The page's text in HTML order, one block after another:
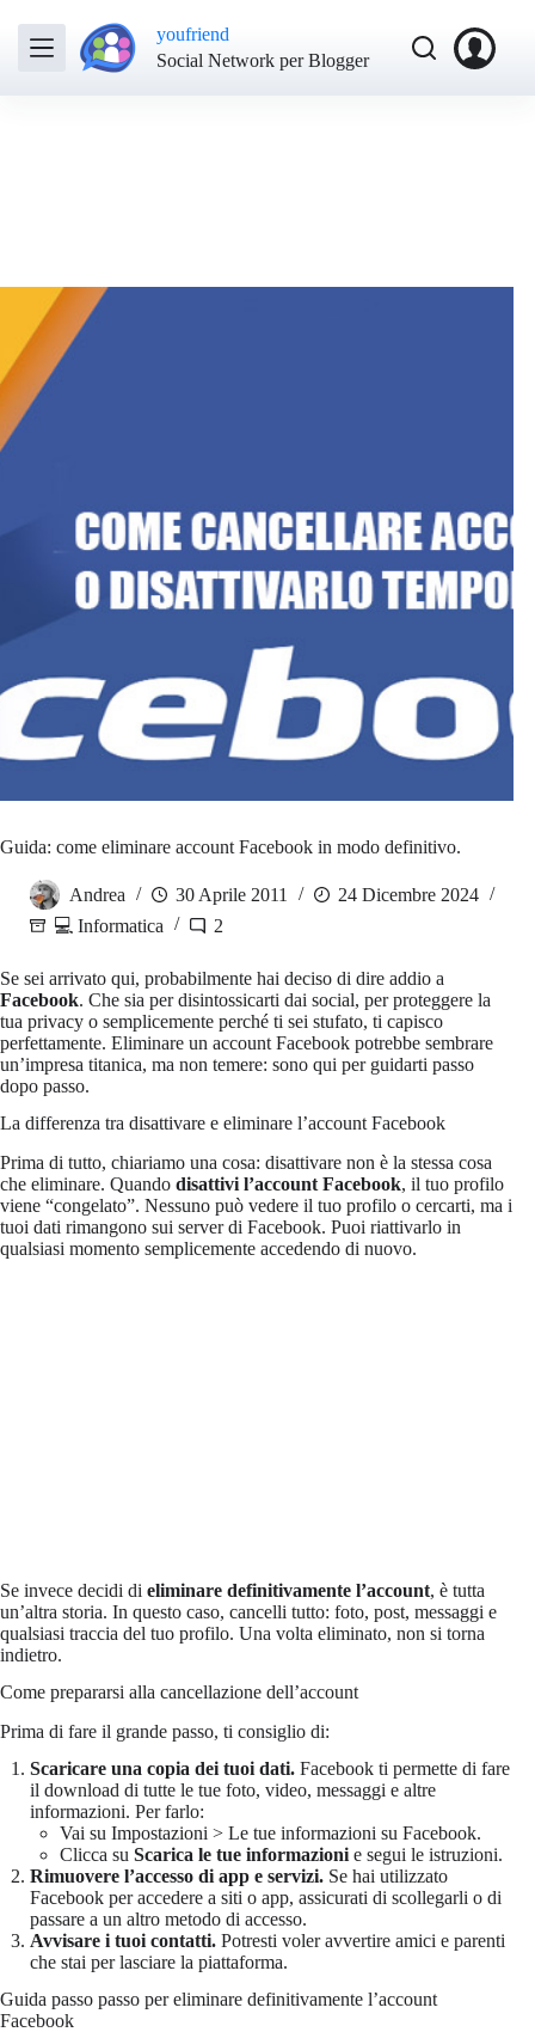
youfriend
Social Network per Blogger
Guida: come eliminare account Facebook in modo definitivo.
Andrea 30 Aprile 2011
24 Dicembre 2024
💻 Informatica
2
Se sei arrivato qui, probabilmente hai deciso di dire addio a
Facebook. Che sia per disintossicarti dai social, per proteggere la
tua privacy o semplicemente perché ti sei stufato, ti capisco
perfettamente. Eliminare un account Facebook potrebbe sembrare
un’impresa titanica, ma non temere: sono qui per guidarti passo
dopo passo.
La differenza tra disattivare e eliminare l’account Facebook
Prima di tutto, chiariamo una cosa: disattivare non è la stessa cosa
che eliminare. Quando disattivi l’account Facebook, il tuo profilo
viene “congelato”. Nessuno può vedere il tuo profilo o cercarti, ma i
tuoi dati rimangono sui server di Facebook. Puoi riattivarlo in
qualsiasi momento semplicemente accedendo di nuovo.
Se invece decidi di eliminare definitivamente l’account, è tutta
un’altra storia. In questo caso, cancelli tutto: foto, post, messaggi e
qualsiasi traccia del tuo profilo. Una volta eliminato, non si torna
indietro.
Come prepararsi alla cancellazione dell’account
Prima di fare il grande passo, ti consiglio di:
Scaricare una copia dei tuoi dati. Facebook ti permette di fare
il download di tutte le tue foto, video, messaggi e altre
informazioni. Per farlo:
Vai su Impostazioni > Le tue informazioni su Facebook.
Clicca su Scarica le tue informazioni e segui le istruzioni.
Rimuovere l’accesso di app e servizi. Se hai utilizzato
Facebook per accedere a siti o app, assicurati di scollegarli o di
passare a un altro metodo di accesso.
Avvisare i tuoi contatti. Potresti voler avvertire amici e parenti
che stai per lasciare la piattaforma.
Guida passo passo per eliminare definitivamente l’account
Facebook